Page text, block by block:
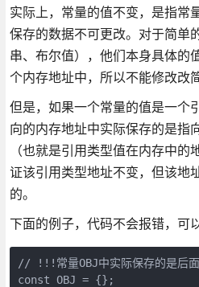
实际上，常量的值不变，是指常
保存的数据不可更改。对于简单
串、布尔值），他们本身具体的
个内存地址中，所以不能修改改
但是，如果一个常量的值是一个
向的内存地址中实际保存的是指
（也就是引用类型值在内存中
证该引用类型地址不变，但该地
的。
下面的例子，代码不会报错，可
// !!!常量OBJ中实际保存的是后
const OBJ = {};